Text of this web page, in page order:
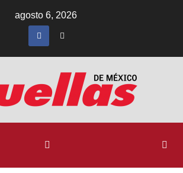
agosto 6, 2026